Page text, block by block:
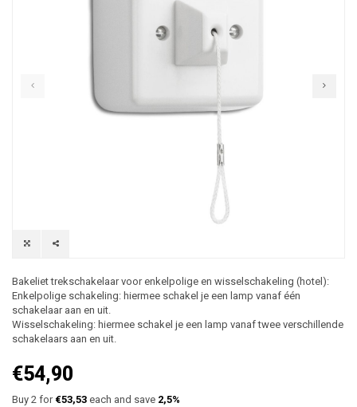
Bakeliet trekschakelaar voor enkelpolige en wisselschakeling (hotel):
Enkelpolige schakeling: hiermee schakel je een lamp vanaf één
schakelaar aan en uit.
Wisselschakeling: hiermee schakel je een lamp vanaf twee verschillende
schakelaars aan en uit.
€54,90
Buy 2 for €53,53 each and save 2,5%